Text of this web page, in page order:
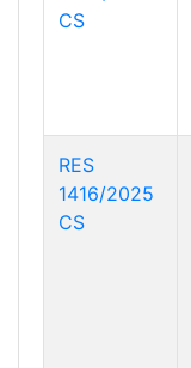
CS
RES
1416/2025
CS